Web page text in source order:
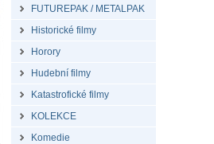
FUTUREPAK / METALPAK
Historické filmy
Horory
Hudební filmy
Katastrofické filmy
KOLEKCE
Komedie